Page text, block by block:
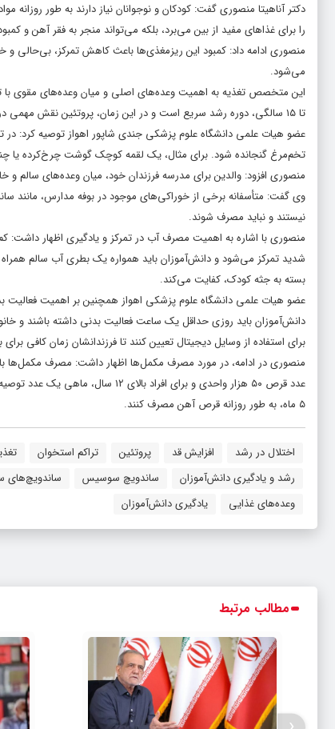
دکتر آناهیتا منصوری گفت: کودکان و نوجوانان نیاز دارند به طور
را برای غذاهای مفید از بین می‌برد، بلکه می‌تواند منجر به فقر آهن و
منصوری ادامه داد: کمبود این ریزمغذی‌ها باعث کاهش تمرکز، بی‌حالی
می‌شود.
تا ۱۵ سالگی، دوره رشد سریع است و در این زمان، پروتئین نقش مهمی در افزایش قد و تراکم استخوان دارد.
عضو هیات علمی دانشگاه علوم پزشکی جندی شاپور اهواز توصیه کرد: در
تخم‌مرغ گنجانده شود. برای مثال، یک لقمه کوچک گوشت چرخ‌کرده یا
منصوری افزود: والدین برای مدرسه فرزندان خود، میان وعده‌های سالم و
وی گفت: متأسفانه برخی از خوراکی‌های موجود در بوفه مدارس،
نیستند و نباید مصرف شوند.
منصوری با اشاره به اهمیت مصرف آب در تمرکز و یادگیری اظهار
بسته به جثه کودک، کفایت می‌کند.
عضو هیات علمی دانشگاه علوم پزشکی اهواز همچنین بر اهمیت فعالیت
دانش‌آموزان باید روزی حداقل یک ساعت فعالیت بدنی داشته باشند و
برای استفاده از وسایل دیجیتال تعیین کنند تا فرزندانشان زمان کافی
۵ ماه، به طور روزانه قرص آهن مصرف کنند.
اختلال در رشد افزایش قد پروتئین تراکم استخوان
رشد و یادگیری دانش‌آموزان
ساندویچ‌ سوسیس
وعده‌های غذایی
یادگیری دانش‌آموزان
مطالب مرتبط